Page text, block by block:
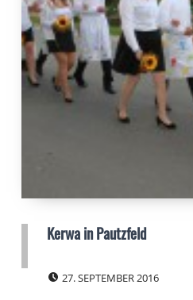
Kerwa in Pautzfeld
27. SEPTEMBER 2016